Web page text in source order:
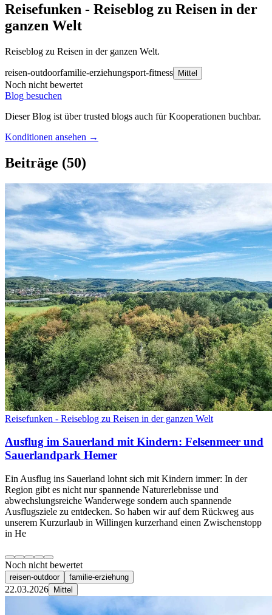
Reisefunken - Reiseblog zu Reisen in der
ganzen Welt
Reiseblog zu Reisen in der ganzen Welt.
reisen-outdoorfamilie-erziehungsport-fitness Mittel
Noch nicht bewertet
Blog besuchen
Dieser Blog ist über trusted blogs auch für Kooperationen buchbar.
Konditionen ansehen →
Beiträge (50)
Reisefunken - Reiseblog zu Reisen in der ganzen Welt
Ausflug im Sauerland mit Kindern: Felsenmeer und
Sauerlandpark Hemer
Ein Ausflug ins Sauerland lohnt sich mit Kindern immer: In der
Region gibt es nicht nur spannende Naturerlebnisse und
abwechslungsreiche Wanderwege sondern auch spannende
Ausflugsziele zu entdecken. So haben wir auf dem Rückweg aus
unserem Kurzurlaub in Willingen kurzerhand einen Zwischenstopp
in He
Noch nicht bewertet
reisen-outdoor familie-erziehung
22.03.2026 Mittel